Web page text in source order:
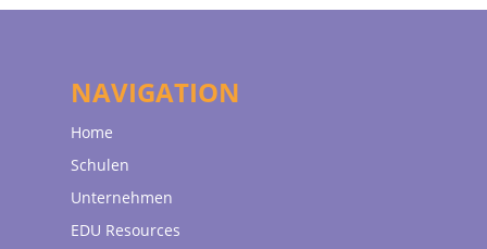
NAVIGATION
Home
Schulen
Unternehmen
EDU Resources